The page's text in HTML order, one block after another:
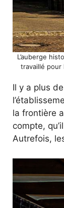
L’auberge
travaillé pour
Il y a plus
la frontière
compte,
Autrefois,